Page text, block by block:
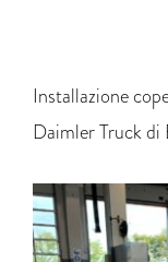
Installazione
Daimler Truck di